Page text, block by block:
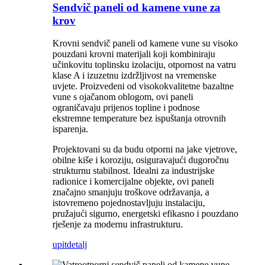
Sendvič paneli od kamene vune za
krov
Krovni sendvič paneli od kamene vune su visoko
pouzdani krovni materijali koji kombiniraju
učinkovitu toplinsku izolaciju, otpornost na vatru
klase A i izuzetnu izdržljivost na vremenske
uvjete. Proizvedeni od visokokvalitetne bazaltne
vune s ojačanom oblogom, ovi paneli
ograničavaju prijenos topline i podnose
ekstremne temperature bez ispuštanja otrovnih
isparenja.
Projektovani su da budu otporni na jake vjetrove,
obilne kiše i koroziju, osiguravajući dugoročnu
strukturnu stabilnost. Idealni za industrijske
radionice i komercijalne objekte, ovi paneli
značajno smanjuju troškove održavanja, a
istovremeno pojednostavljuju instalaciju,
pružajući sigurno, energetski efikasno i pouzdano
rješenje za modernu infrastrukturu.
upitdetalj